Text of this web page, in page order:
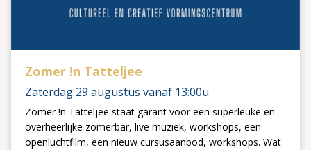
Zomer !n Tatteljee
Zaterdag 29 augustus vanaf 13:00u
Zomer !n Tatteljee staat garant voor een superleuke en
overheerlijke zomerbar, live muziek, workshops, een
openluchtfilm, een nieuw cursusaanbod, workshops. Wat